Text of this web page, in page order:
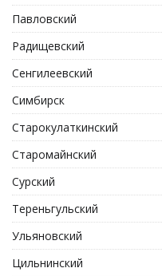
Павловский
Радищевский
Сенгилеевский
Симбирск
Старокулаткинский
Старомайнский
Сурский
Тереньгульский
Ульяновский
Цильнинский